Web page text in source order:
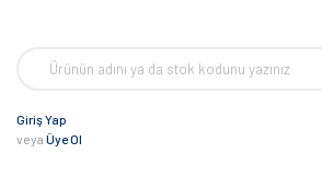
Giriş Yap
veya Üye Ol